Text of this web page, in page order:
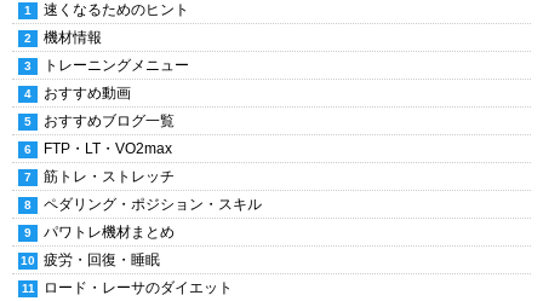
速くなるためのヒント
機材情報
トレーニングメニュー
おすすめ動画
おすすめブログ一覧
FTP・LT・VO2max
筋トレ・ストレッチ
ペダリング・ポジション・スキル
パワトレ機材まとめ
疲労・回復・睡眠
ロード・レーサのダイエット